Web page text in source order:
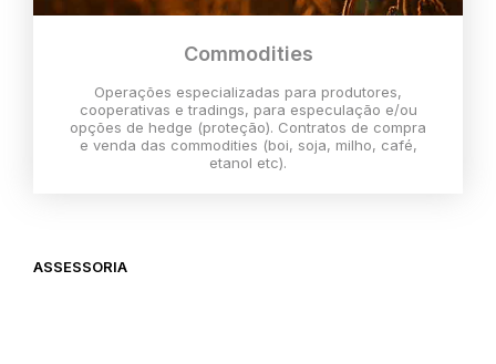
Commodities
Operações especializadas para produtores,
cooperativas e tradings, para especulação e/ou
opções de hedge (proteção). Contratos de compra
e venda das commodities (boi, soja, milho, café,
etanol etc).
ASSESSORIA